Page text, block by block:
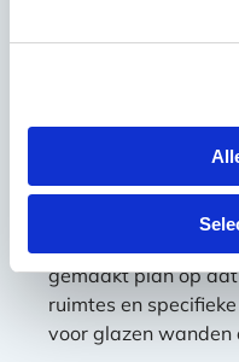
worden nagekomen
moet uitleggen wat
en rapporteert
Elk
gemaakt plan op
ruimtes en
voor glazen